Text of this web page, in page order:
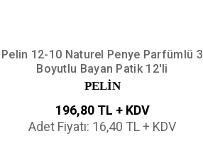
Pelin 12-10 Naturel Penye Parfümlü 3
Boyutlu Bayan Patik 12'li
PELİN
196,80 TL + KDV
Adet Fiyatı: 16,40 TL + KDV